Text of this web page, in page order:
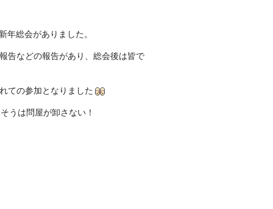
年総会がありました。
告などの報告があり、総会後は皆で
ての参加となりました
うは問屋が卸さない！